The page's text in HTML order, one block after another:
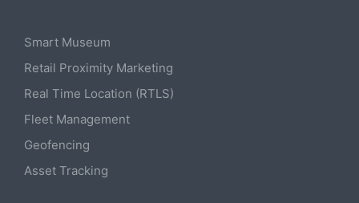
Smart Museum
Retail Proximity Marketing
Real Time Location (RTLS)
Fleet Management
Geofencing
Asset Tracking